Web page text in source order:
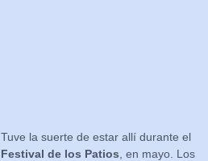
Tuve la suerte de estar allí durante el
Festival de los Patios , en mayo. Los